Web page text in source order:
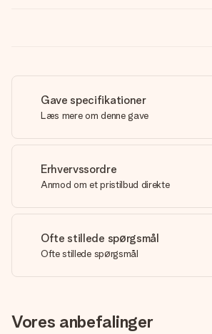
Gave specifikationer
Læs mere om denne gave
Erhvervssordre
Anmod om et pristilbud direkte
Ofte stillede spørgsmål
Ofte stillede spørgsmål
Vores anbefalinger